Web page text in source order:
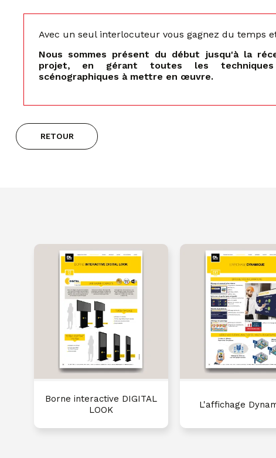
Avec un seul interlocuteur vous gagnez du temps
Nous sommes présent du début jusqu'à la
projet, en gérant toutes les
scénographiques à mettre en œuvre.
RETOUR
Borne interactive DIGITAL
LOOK
L'affichage